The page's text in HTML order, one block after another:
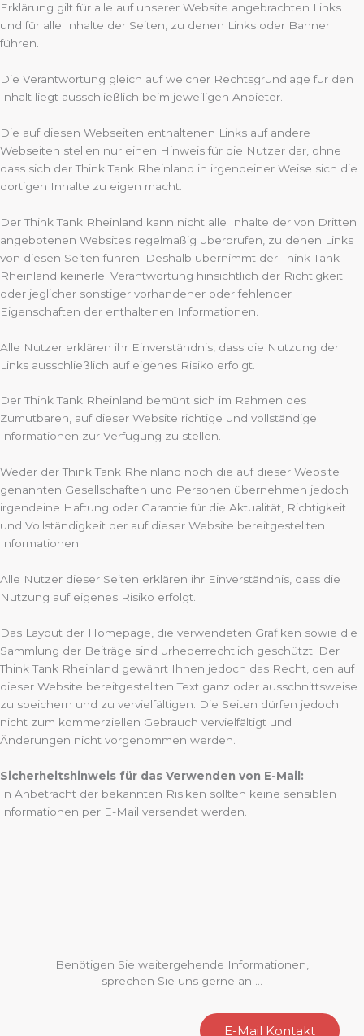
Erklärung gilt für alle auf unserer Website angebrachten Links
und für alle Inhalte der Seiten, zu denen Links oder Banner
führen.
Die Verantwortung gleich auf welcher Rechtsgrundlage für den
Inhalt liegt ausschließlich beim jeweiligen Anbieter.
Die auf diesen Webseiten enthaltenen Links auf andere
Webseiten stellen nur einen Hinweis für die Nutzer dar, ohne
dass sich der Think Tank Rheinland in irgendeiner Weise sich die
dortigen Inhalte zu eigen macht.
Der Think Tank Rheinland kann nicht alle Inhalte der von Dritten
angebotenen Websites regelmäßig überprüfen, zu denen Links
von diesen Seiten führen. Deshalb übernimmt der Think Tank
Rheinland keinerlei Verantwortung hinsichtlich der Richtigkeit
oder jeglicher sonstiger vorhandener oder fehlender
Eigenschaften der enthaltenen Informationen.
Alle Nutzer erklären ihr Einverständnis, dass die Nutzung der
Links ausschließlich auf eigenes Risiko erfolgt.
Der Think Tank Rheinland bemüht sich im Rahmen des
Zumutbaren, auf dieser Website richtige und vollständige
Informationen zur Verfügung zu stellen.
Weder der Think Tank Rheinland noch die auf dieser Website
genannten Gesellschaften und Personen übernehmen jedoch
irgendeine Haftung oder Garantie für die Aktualität, Richtigkeit
und Vollständigkeit der auf dieser Website bereitgestellten
Informationen.
Alle Nutzer dieser Seiten erklären ihr Einverständnis, dass die
Nutzung auf eigenes Risiko erfolgt.
Das Layout der Homepage, die verwendeten Grafiken sowie die
Sammlung der Beiträge sind urheberrechtlich geschützt. Der
Think Tank Rheinland gewährt Ihnen jedoch das Recht, den auf
dieser Website bereitgestellten Text ganz oder ausschnittsweise
zu speichern und zu vervielfältigen. Die Seiten dürfen jedoch
nicht zum kommerziellen Gebrauch vervielfältigt und
Änderungen nicht vorgenommen werden.
Sicherheitshinweis für das Verwenden von E-Mail:
In Anbetracht der bekannten Risiken sollten keine sensiblen
Informationen per E-Mail versendet werden.
Benötigen Sie weitergehende Informationen,
sprechen Sie uns gerne an ...
E-Mail Kontakt